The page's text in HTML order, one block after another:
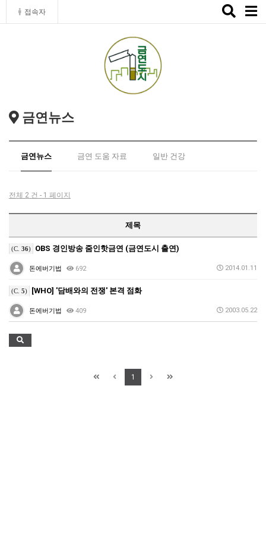
접속자
Toggle
금연뉴스
금연뉴스 금연 도움 자료 일반 건강
전체 2 건 - 1 페이지
제목
(C. 36) OBS 경인방송 줌인핫금연 (금연도시 출연)
돈에버기법 692 2014.01.11
(C. 5) [WHO] '담배와의 전쟁' 본격 점화
돈에버기법 409 2003.05.22
1